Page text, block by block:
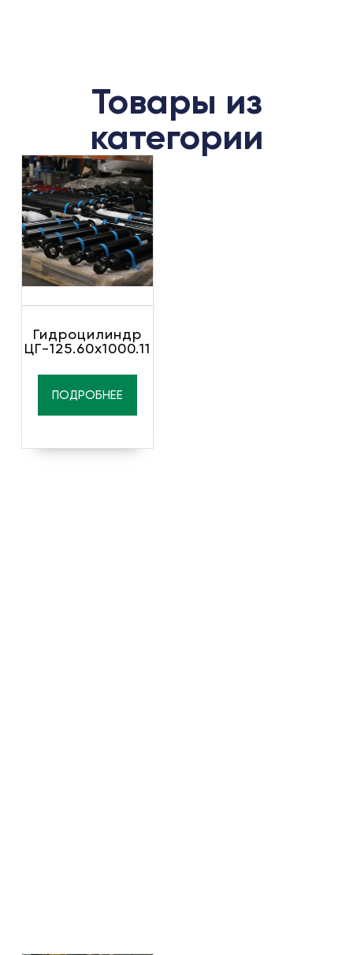
Товары из
категории
Гидроцилиндр
ЦГ-125.60х1000.11
ПОДРОБНЕЕ